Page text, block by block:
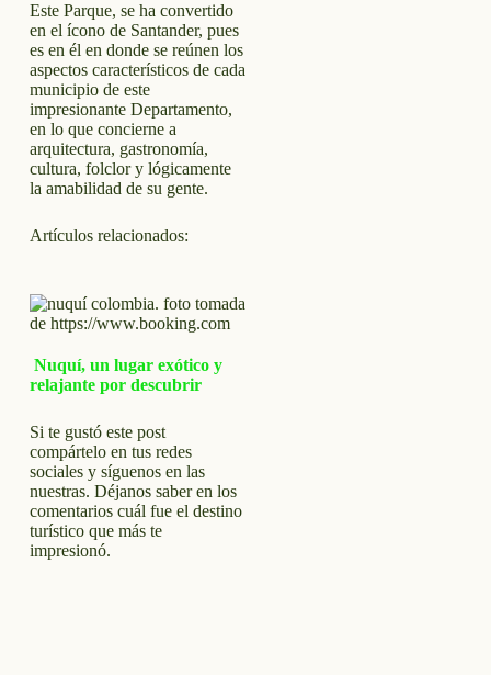
Este Parque, se ha convertido
en el ícono de Santander, pues
es en él en donde se reúnen los
aspectos característicos de cada
municipio de este
impresionante Departamento,
en lo que concierne a
arquitectura, gastronomía,
cultura, folclor y lógicamente
la amabilidad de su gente.
Artículos relacionados:
Nuquí, un lugar exótico y
relajante por descubrir
Si te gustó este post
compártelo en tus redes
sociales y síguenos en las
nuestras. Déjanos saber en los
comentarios cuál fue el destino
turístico que más te
impresionó.